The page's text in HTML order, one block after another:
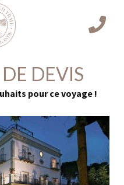
DEVIS
pour ce voyage !